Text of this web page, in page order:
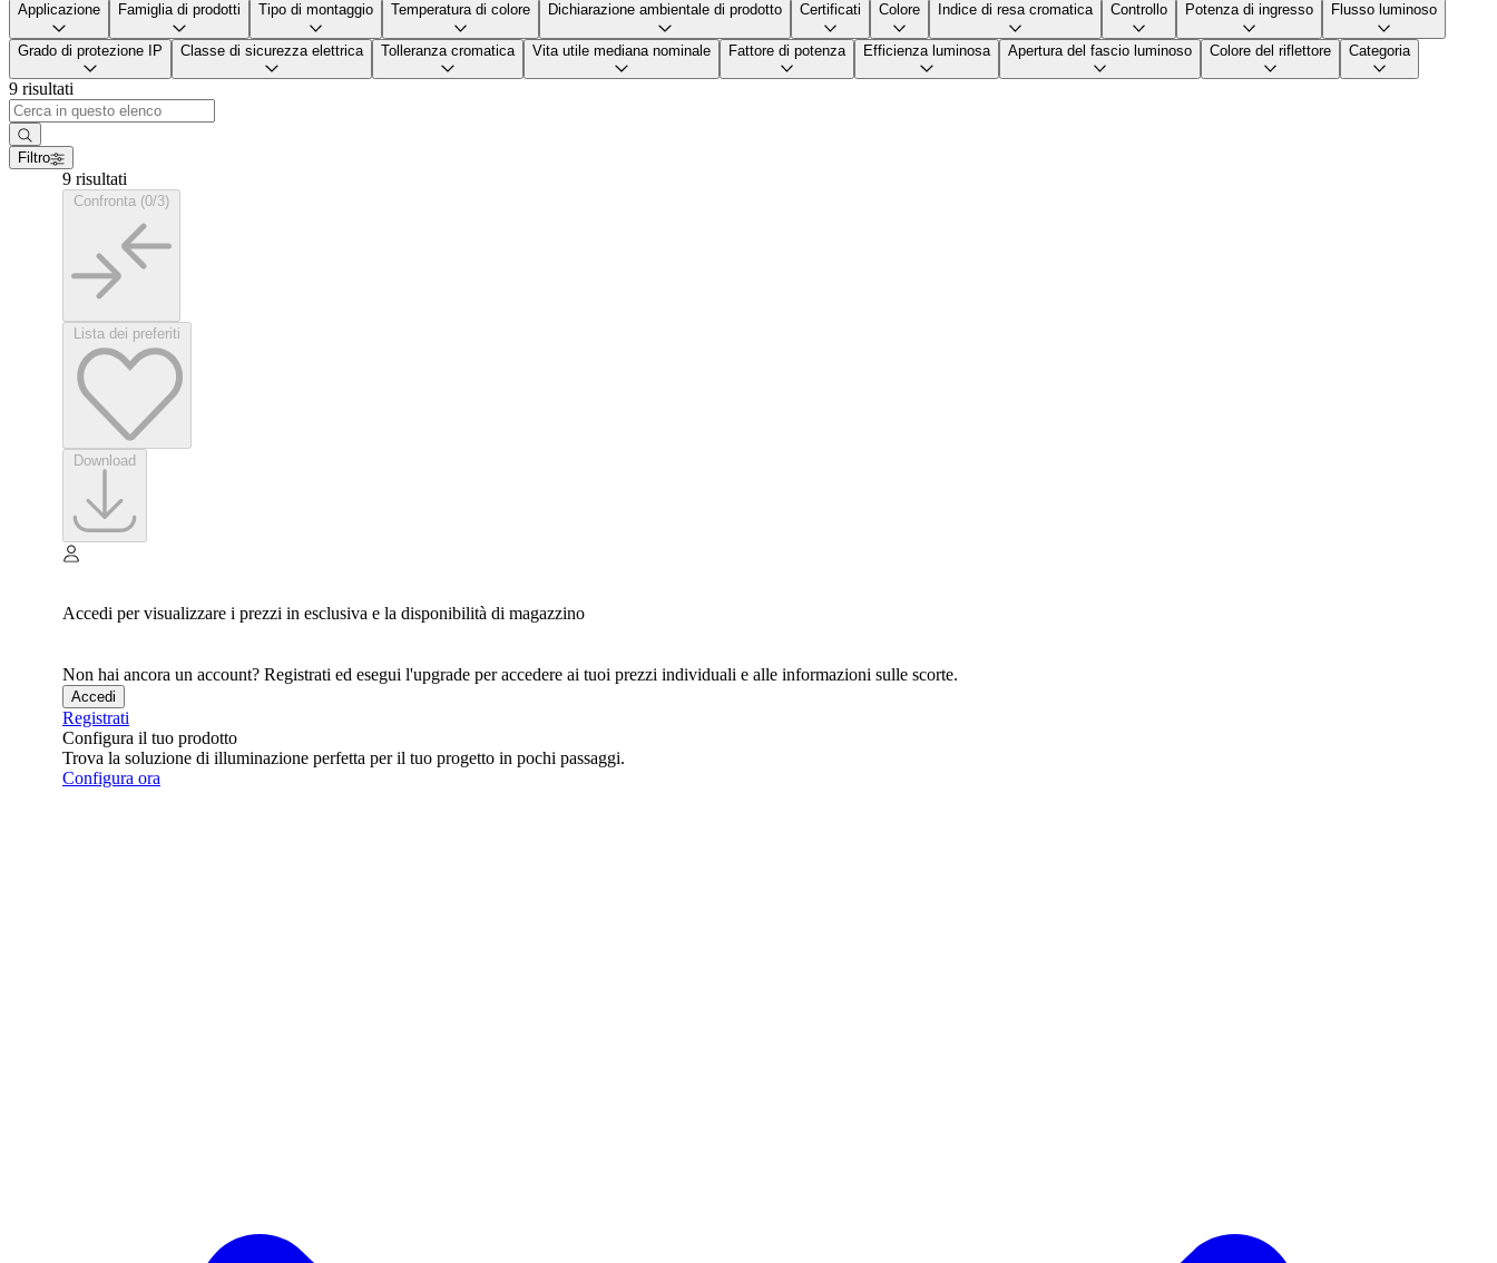
Applicazione Famiglia di prodotti Tipo di montaggio Temperatura di colore Dichiarazione ambientale di prodotto Certificati Colore Indice di resa cromatica Controllo Potenza di ingresso Flusso luminoso
Grado di protezione IP Classe di sicurezza elettrica Tolleranza cromatica Vita utile mediana nominale Fattore di potenza Efficienza luminosa Apertura del fascio luminoso Colore del riflettore Categoria
9 risultati
Filtro
9 risultati
Accedi per visualizzare i prezzi in esclusiva e la disponibilità di magazzino
Non hai ancora un account? Registrati ed esegui l'upgrade per accedere ai tuoi prezzi individuali e alle informazioni sulle scorte.
Accedi
Registrati
Configura il tuo prodotto
Trova la soluzione di illuminazione perfetta per il tuo progetto in pochi passaggi.
Configura ora